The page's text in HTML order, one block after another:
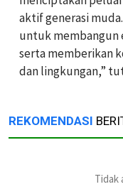
aktif generasi
untuk membangun
serta memberikan
dan lingkungan,”
REKOMENDASI
Tidak